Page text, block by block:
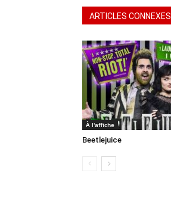
ARTICLES CONNEXES
À l'affiche
Beetlejuice